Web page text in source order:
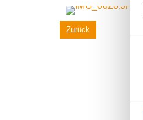
Zurück